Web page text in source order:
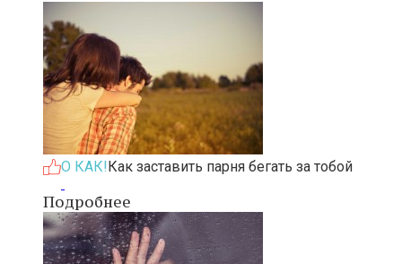
О КАК!Как заставить парня бегать за тобой
Подробнее